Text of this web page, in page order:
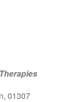
01307